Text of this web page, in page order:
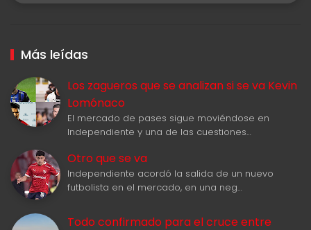
Más leídas
Los zagueros que se analizan si se va Kevin
Lomónaco
El mercado de pases sigue moviéndose en
Independiente y una de las cuestiones…
Otro que se va
Independiente acordó la salida de un nuevo
futbolista en el mercado, en una neg…
Todo confirmado para el cruce entre